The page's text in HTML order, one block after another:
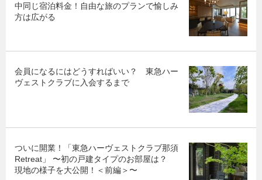
中同じ宿泊料金！自由な旅のプランで愉しみ
方は広がる
会員になるにはどうすればいい？ 東急ハー
ヴェストクラブに入会するまで
ついに開業！「東急ハーヴェストクラブ那須
Retreat」 〜初の戸建タイプのお部屋は？
現地の様子を大公開！＜前編＞〜